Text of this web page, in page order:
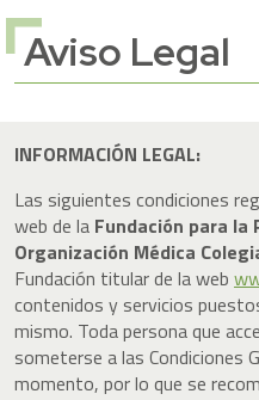
Aviso Legal
INFORMACIÓN LEGAL:
Las siguientes condiciones
web de la Fundación para la
Organización Médica
Fundación titular de la web
contenidos y servicios
mismo. Toda persona que
someterse a las Condiciones
momento, por lo que se